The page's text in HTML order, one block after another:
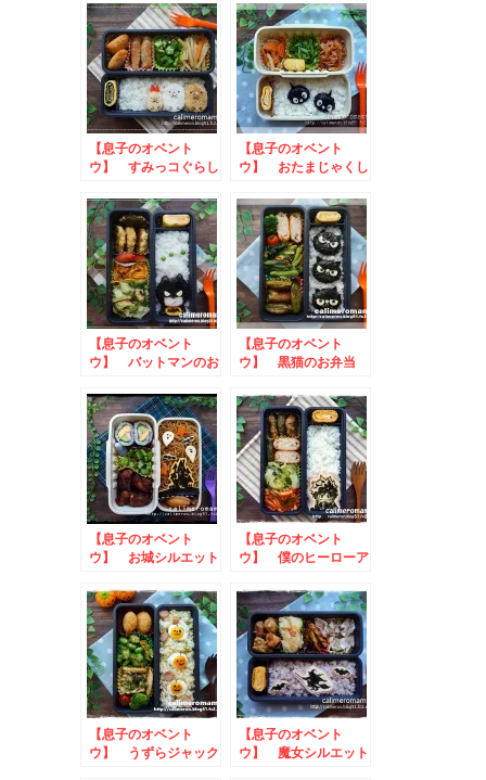
お弁当
【息子のオベント
ウ】 すみっコぐらし
【息子のオベント
ウ】 おたまじゃくし
【息子のオベント
ウ】 バットマンのお
【息子のオベント
ウ】 黒猫のお弁当
【息子のオベント
ウ】 お城シルエット
【息子のオベント
ウ】 僕のヒーローア
【息子のオベント
ウ】 うずらジャック
【息子のオベント
ウ】 魔女シルエット